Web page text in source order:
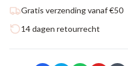
Gratis verzending vanaf €50
14 dagen retourrecht